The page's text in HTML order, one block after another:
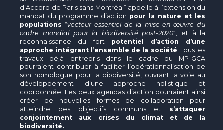
d’Accord de Paris sans Montréal” appelle à l’extension du
mandat du programme d’action pour la nature et les
populations “vecteur essentiel de la mise en œuvre du
cadre mondial pour la biodiversité post-2020“, et à la
reconnaissance du fort potentiel d’action d’une
approche intégrant l’ensemble de la société . Tous les
travaux déjà entrepris dans le cadre du MP-GCA
pourraient contribuer à faciliter l’opérationnalisation de
son homologue pour la biodiversité, ouvrant la voie au
développement d’une approche holistique et
coordonnée. Les deux agendas d’action pourraient ainsi
créer de nouvelles formes de collaboration pour
atteindre des objectifs communs et s’attaquer
conjointement aux crises du climat et de la
biodiversité.